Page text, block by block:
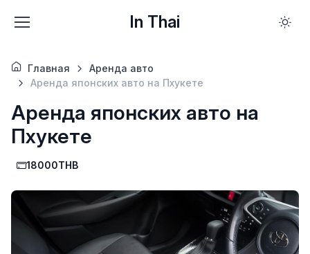
In Thai
Главная
Аренда авто
Аренда японских авто на Пхукете
Аренда японских авто на
Пхукете
18000THB